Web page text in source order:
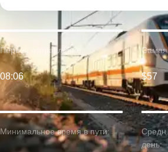
Минимальное время в пути:
Первое отправление:
08:06
Самая
$57
день: